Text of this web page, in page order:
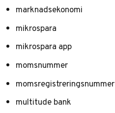
marknadsekonomi
mikrospara
mikrospara app
momsnummer
momsregistreringsnummer
multitude bank